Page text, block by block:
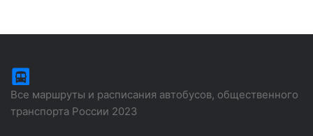
Все маршруты и расписания автобусов, общественного
транспорта России 2023